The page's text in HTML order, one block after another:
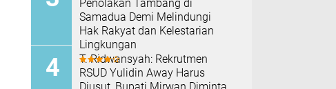
Penolakan Tambang di
Samadua Demi Melindungi
Hak Rakyat dan Kelestarian
Lingkungan
T. Ridwansyah: Rekrutmen
RSUD Yulidin Away Harus